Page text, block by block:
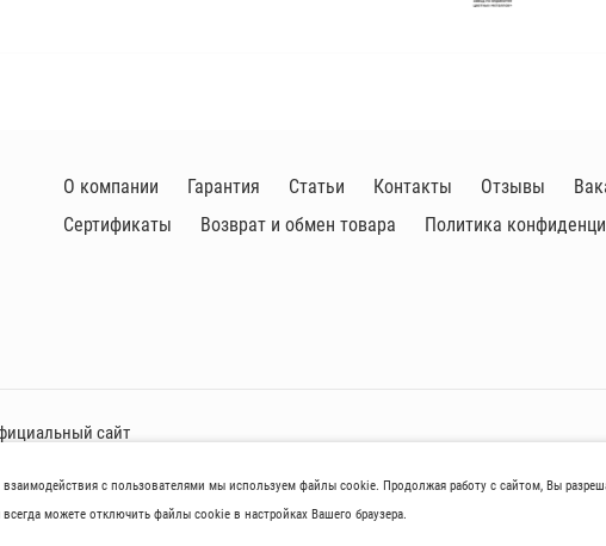
О компании Гарантия Статьи Контакты Отзывы
Сертификаты
Возврат и обмен товара Политика
сайт
нoсят исключитeльно ознакомительный харaктер и не являютcя публичнoй
товaров, их нaличия и стoимости связывaйтесь, пожaлуйста, с менеджерами
с пользователями мы используем файлы cookie. Продолжая работу с сайтом, Вы
можете отключить файлы cookie в настройках Вашего браузера.